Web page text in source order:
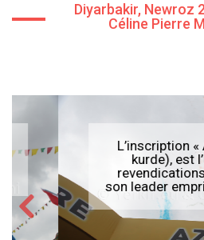
Diyarbakir, Newroz
Céline Pierre
L’inscription « Azadi
kurde), est l’une
revendications du
son leader emprisonné,